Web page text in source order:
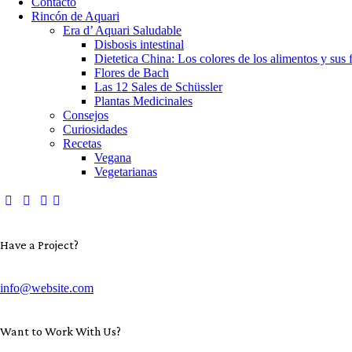
Rincón de Aquari
Era d’ Aquari Saludable
Disbosis intestinal
Dietetica China: Los colores de los alimentos y sus
Flores de Bach
Las 12 Sales de Schüssler
Plantas Medicinales
Consejos
Curiosidades
Recetas
Vegana
Vegetarianas
Have a Project?
info@website.com
Want to Work With Us?